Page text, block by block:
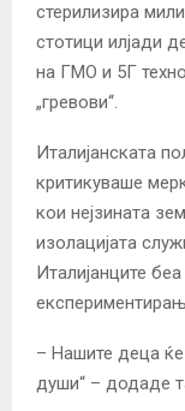
стерилизира
стотици илјади
на ГМО и 5Г
„гревови“.
Италијанската
критикуваше
кои нејзината
изолацијата
Италијанците
– Нашите деца ќе
души“ – додаде